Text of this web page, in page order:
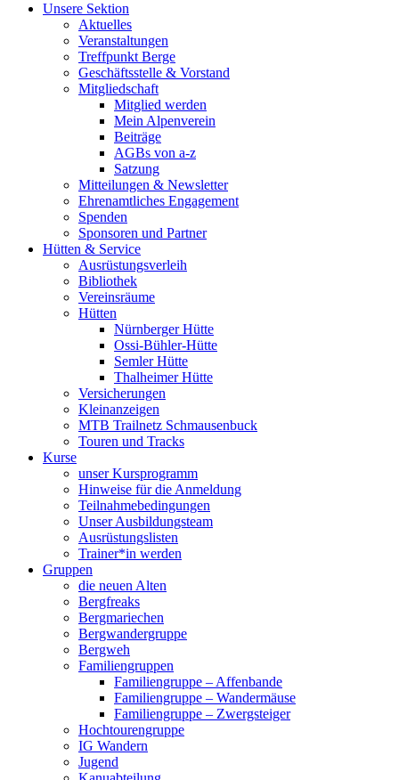
Unsere Sektion
Aktuelles
Veranstaltungen
Treffpunkt Berge
Geschäftsstelle & Vorstand
Mitgliedschaft
Mitglied werden
Mein Alpenverein
Beiträge
AGBs von a-z
Satzung
Mitteilungen & Newsletter
Ehrenamtliches Engagement
Spenden
Sponsoren und Partner
Hütten & Service
Ausrüstungsverleih
Bibliothek
Vereinsräume
Hütten
Nürnberger Hütte
Ossi-Bühler-Hütte
Semler Hütte
Thalheimer Hütte
Versicherungen
Kleinanzeigen
MTB Trailnetz Schmausenbuck
Touren und Tracks
Kurse
unser Kursprogramm
Hinweise für die Anmeldung
Teilnahmebedingungen
Unser Ausbildungsteam
Ausrüstungslisten
Trainer*in werden
Gruppen
die neuen Alten
Bergfreaks
Bergmariechen
Bergwandergruppe
Bergweh
Familiengruppen
Familiengruppe – Affenbande
Familiengruppe – Wandermäuse
Familiengruppe – Zwergsteiger
Hochtourengruppe
IG Wandern
Jugend